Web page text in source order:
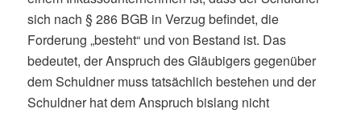
sich nach § 286 BGB in Verzug befindet, die
Forderung „besteht“ und von Bestand ist. Das
bedeutet, der Anspruch des Gläubigers gegenüber
dem Schuldner muss tatsächlich bestehen und der
Schuldner hat dem Anspruch bislang nicht